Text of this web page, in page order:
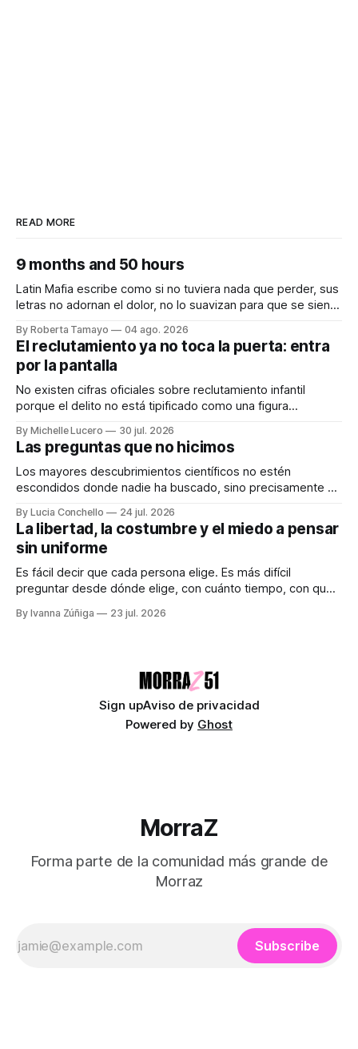
READ MORE
9 months and 50 hours
Latin Mafia escribe como si no tuviera nada que perder, sus
letras no adornan el dolor, no lo suavizan para que se sienta
Audiocolumna0:00/231.241× Hay proyectos que se
anuncian con meses de anticipación, con teasers
calculados, con campañas para crear expectativas
By Roberta Tamayo 04 ago. 2026
El reclutamiento ya no toca la puerta: entra
por la pantalla
No existen cifras oficiales sobre reclutamiento infantil
porque el delito no está tipificado como una figura
"hola". Así de simple, así de peligroso. Las recientes
desapariciones de adolescentes en Jalisco han vuelto a
encender una alerta que desde hace años
By Michelle Lucero 30 jul. 2026
Las preguntas que no hicimos
Los mayores descubrimientos científicos no estén
escondidos donde nadie ha buscado, sino precisamente en
explorados. Audiocolumna0:00/251.761× Lo femenino
como punto ciego en la ciencia La ciencia promete una
visión objetiva de la realidad. Creemos que avanza guiada
únicamente por la
By Lucia Conchello 24 jul. 2026
La libertad, la costumbre y el miedo a pensar
sin uniforme
Es fácil decir que cada persona elige. Es más difícil
preguntar desde dónde elige, con cuánto tiempo, con qué
Audiocolumna0:00/580.5121× "Free as a Bird" - The
By Ivanna Zúñiga 23 jul. 2026
Sign upAviso de privacidad
Powered by Ghost
MorraZ
Forma parte de la comunidad más grande de
Morraz
Subscribe